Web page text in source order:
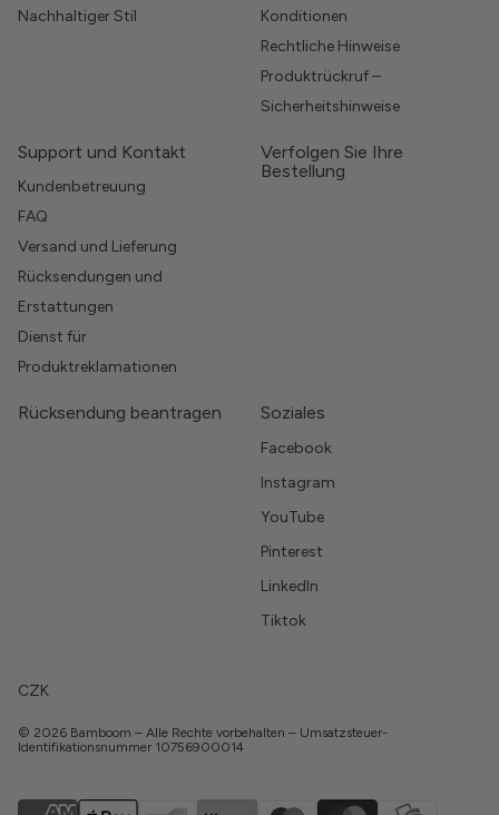
Nachhaltiger Stil
Konditionen
Rechtliche Hinweise
Produktrückruf –
Sicherheitshinweise
Support und Kontakt
Kundenbetreuung
FAQ
Versand und Lieferung
Rücksendungen und
Erstattungen
Dienst für
Produktreklamationen
Verfolgen Sie Ihre
Bestellung
Rücksendung beantragen Soziales
Facebook
Instagram
YouTube
Pinterest
LinkedIn
Tiktok
CZK
© 2026 Bamboom – Alle Rechte vorbehalten – Umsatzsteuer-
Identifikationsnummer 10756900014